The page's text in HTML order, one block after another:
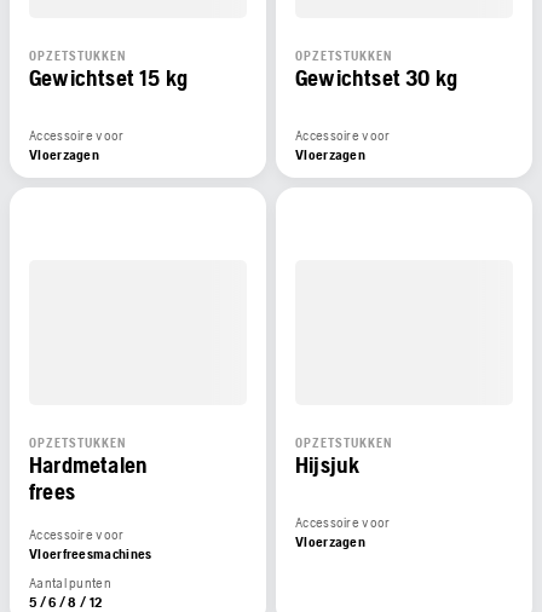
OPZETSTUKKEN
Gewichtset 15 kg
Accessoire voor
Vloerzagen
OPZETSTUKKEN
Gewichtset 30 kg
Accessoire voor
Vloerzagen
OPZETSTUKKEN
Hardmetalen
frees
Accessoire voor
Vloerfreesmachines
Aantal punten
5 / 6 / 8 / 12
OPZETSTUKKEN
Hijsjuk
Accessoire voor
Vloerzagen